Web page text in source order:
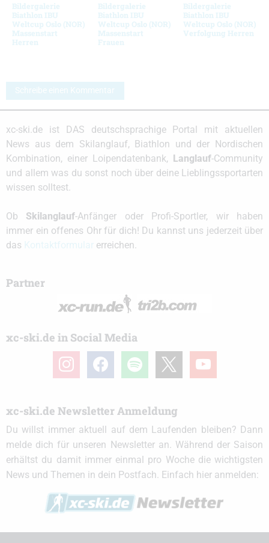
Bildergalerie
Biathlon IBU
Weltcup Oslo (NOR)
Massenstart
Herren
Bildergalerie
Biathlon IBU
Weltcup Oslo (NOR)
Massenstart
Frauen
Bildergalerie
Biathlon IBU
Weltcup Oslo (NOR)
Verfolgung Herren
Schreibe einen Kommentar
xc-ski.de ist DAS deutschsprachige Portal mit aktuellen
News aus dem Skilanglauf, Biathlon und der Nordischen
Kombination, einer Loipendatenbank,
Langlauf-Community
und allem was du sonst noch über deine Lieblingssportarten
wissen solltest.
Ob Skilanglauf-Anfänger oder Profi-Sportler, wir haben
immer ein offenes Ohr für dich! Du kannst uns jederzeit über
das
erreichen.
Partner
xc-ski.de in Social Media
instagramfacebook spotify youtube
xc-ski.de Newsletter Anmeldung
Du willst immer aktuell auf dem Laufenden bleiben? Dann
melde dich für unseren Newsletter an. Während der Saison
erhältst du damit immer einmal pro Woche die wichtigsten
News und Themen in dein Postfach. Einfach hier anmelden: